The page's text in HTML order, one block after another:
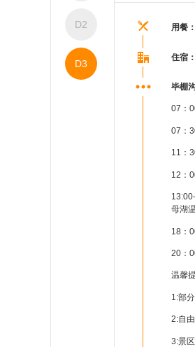
D2
D3
用餐：
住宿：
毕棚
07：
07：
11：
12：
母湖
18：
20
温馨
1:部
2:自
3:景